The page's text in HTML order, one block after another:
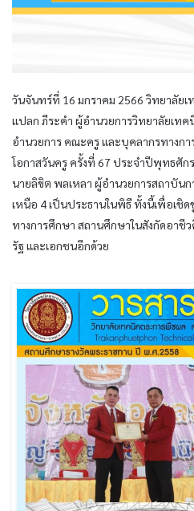
วันจันทร์ที่ 16 มกราคม 2566 วิทยาลัย
แปลก ภีระคำ ผู้อำนวยการวิทยาลัยเท
อำนวยการ คณะครู และบุคลากรทางกา
โอกาสวันครู ครั้งที่ 67 ประจำปีพุทธศัก
นายลิขิต พลเหลา ผู้อำนวยการสถาบัน
เหนือ 4 เป็นประธานในพิธี ทั้งนี้เพื่อเชิ
ทางการศึกษา สถานศึกษาในสังกัดอาชี
รัฐ และเอกชนอีกด้วย